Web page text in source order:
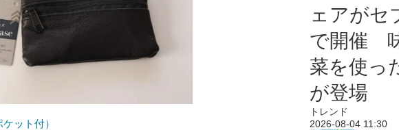
ット付）
ェアがセ
で開催
菜を使っ
が登場
トレンド
2026-08-04 11:30